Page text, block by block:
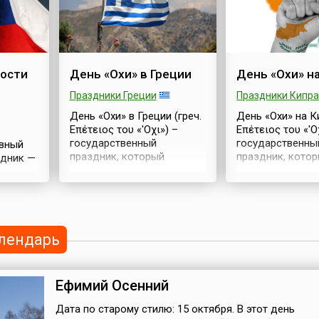
(англ.
в
Federation, IJF) в 2011 году,
а дата праздника
приурочена к дню
рождения японского
Дзигоро Кано (яп. 嘉納 治
五郎, 1860–1938), который
считается основателем
дзюдо. Он также
сформулировал основные
правила и принципы
тренирово...
(укр. День
України від
загарбників) —
национальный
посвященный
войск
Германии с
Украины
Красной Армии
году.Впервые
календаре
—
28
День «Охи» в Греции
Праздники Греции
День «Охи» в Греции (греч.
Επέτειος του «'Οχι») –
государственный
праздник, который
стране 28 октября в
ночь с 27 на 28 октября
дверях кабинета премьер-
министра Иоанниса
Метаксаса и передал
День «Охи»
Праздники Кипра
День «Охи» на
Επέτειος του
праздник,
октября в
министру
государства
Ефимий Осенний
Дата по старому стилю: 15 октября. В этот день